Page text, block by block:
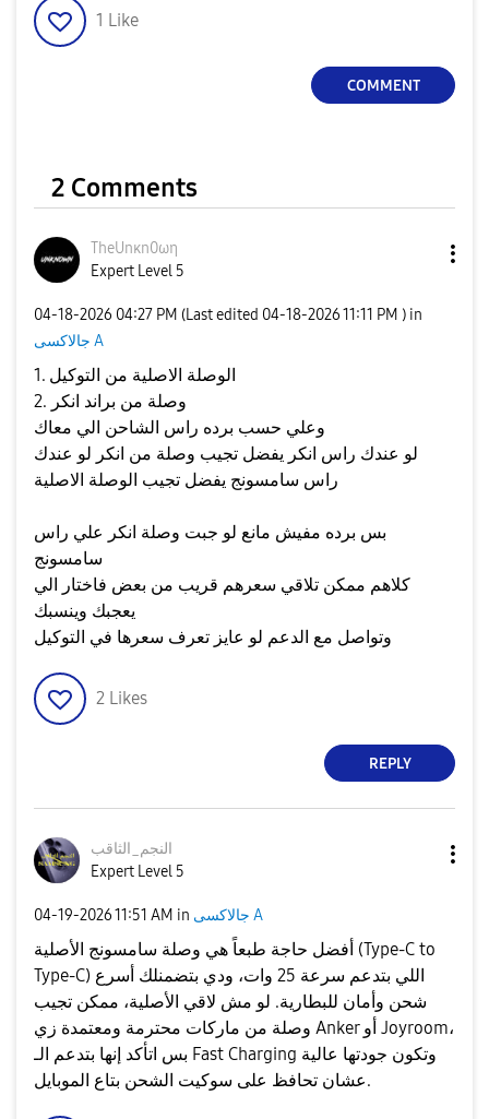
1 Like
COMMENT
2 Comments
TheUnκn0ωη
Expert Level 5
‎04-18-2026 04:27 PM (Last edited ‎04-18-202611:11 PM ) in
جالاكسى A
1. الوصلة الاصلية من التوكيل
2. وصلة من براند انكر
وعلي حسب برده راس الشاحن الي معاك
لو عندك راس انكر يفضل تجيب وصلة من انكر لو عندك
راس سامسونج يفضل تجيب الوصلة الاصلية
بس برده مفيش مانع لو جبت وصلة انكر علي راس
سامسونج
كلاهم ممكن تلاقي سعرهم قريب من بعض فاختار الي
يعجبك وينسبك
وتواصل مع الدعم لو عايز تعرف سعرها في التوكيل
2 Likes
REPLY
النجم_الثاقب
Expert Level 5
‎04-19-202611:51 AM in جالاكسى A
أفضل حاجة طبعاً هي وصلة سامسونج الأصلية (Type-C to
Type-C) اللي بتدعم سرعة 25 وات، ودي بتضمنلك أسرع
شحن وأمان للبطارية. لو مش لاقي الأصلية، ممكن تجيب
وصلة من ماركات محترمة ومعتمدة زي Anker أو Joyroom،
بس اتأكد إنها بتدعم الـ Fast Charging وتكون جودتها عالية
عشان تحافظ على سوكيت الشحن بتاع الموبايل.